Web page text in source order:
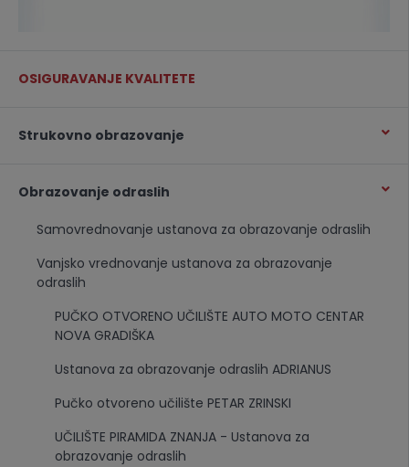
OSIGURAVANJE KVALITETE
Strukovno obrazovanje
Obrazovanje odraslih
Samovrednovanje ustanova za obrazovanje odraslih
Vanjsko vrednovanje ustanova za obrazovanje
odraslih
PUČKO OTVORENO UČILIŠTE AUTO MOTO CENTAR
NOVA GRADIŠKA
Ustanova za obrazovanje odraslih ADRIANUS
Pučko otvoreno učilište PETAR ZRINSKI
UČILIŠTE PIRAMIDA ZNANJA - Ustanova za
obrazovanje odraslih